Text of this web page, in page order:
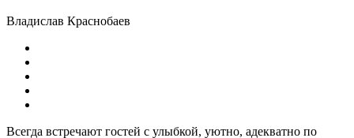
Владислав Краснобаев
Всегда встречают гостей с улыбкой, уютно, адекватно по